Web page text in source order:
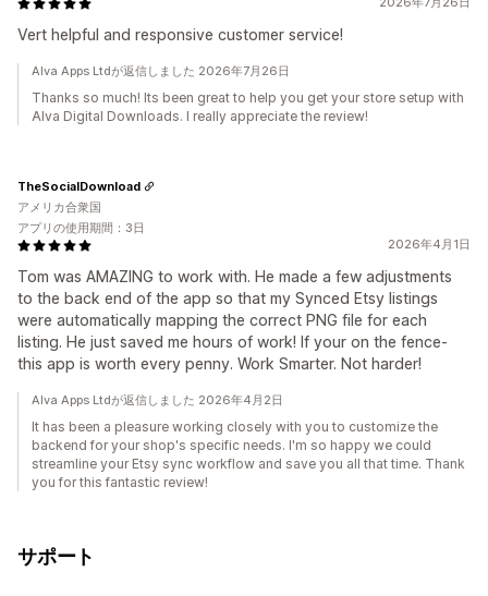
Vert helpful and responsive customer service!
Alva Apps Ltdが返信しました 2026年7月26日
Thanks so much! Its been great to help you get your store setup with
Alva Digital Downloads. I really appreciate the review!
2026年4月1日
Tom was AMAZING to work with. He made a few adjustments
to the back end of the app so that my Synced Etsy listings
were automatically mapping the correct PNG file for each
listing. He just saved me hours of work! If your on the fence-
this app is worth every penny. Work Smarter. Not harder!
TheSocialDownload
アメリカ合衆国
アプリの使用期間：3日
Alva Apps Ltdが返信しました 2026年4月2日
It has been a pleasure working closely with you to customize the
backend for your shop's specific needs. I'm so happy we could
streamline your Etsy sync workflow and save you all that time. Thank
you for this fantastic review!
サポート